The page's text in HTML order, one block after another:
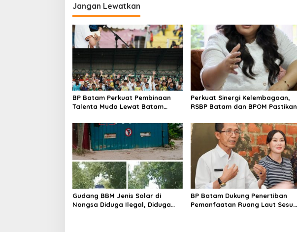
i
g
a
s
i
p
o
s
Jangan Lewatkan
BP Batam Perkuat Pembinaan
Talenta Muda Lewat Batam
Football Festival 2026
Perkuat Sinergi Kelembagaan,
RSBP Batam dan BPOM Pastikan
Obat Aman
Gudang BBM Jenis Solar di
Nongsa Diduga Ilegal, Diduga
BP Batam Dukung Penertiban
Pemanfaatan Ruang Laut Sesuai